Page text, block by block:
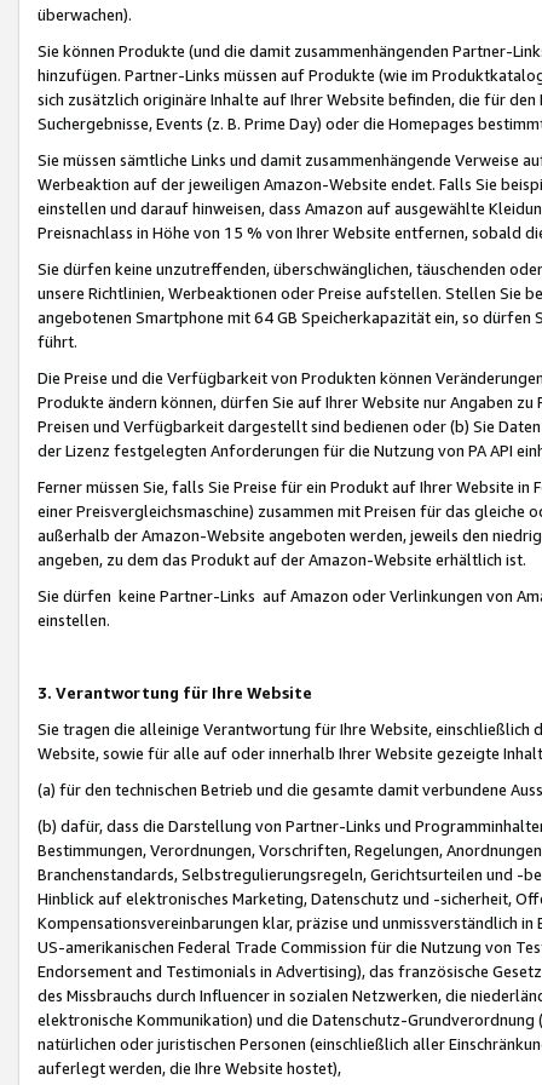
überwachen).
Sie können Produkte (und die damit zusammenhängenden Partner-
hinzufügen. Partner-Links müssen auf Produkte (wie im
sich zusätzlich originäre Inhalte auf Ihrer Website befinden, die für
Suchergebnisse, Events (z. B. Prime Day) oder die Homepages
Sie müssen sämtliche Links und damit zusammenhängende
Werbeaktion auf der jeweiligen Amazon-Website endet. Falls Sie
einstellen und darauf hinweisen, dass Amazon auf ausgewählte
Preisnachlass in Höhe von 15 % von Ihrer Website entfernen, sobald
Sie dürfen keine unzutreffenden, überschwänglichen, täuschenden
unsere Richtlinien, Werbeaktionen oder Preise aufstellen. Stellen Sie
angebotenen Smartphone mit 64 GB Speicherkapazität ein, so dürfen
führt.
Die Preise und die Verfügbarkeit von Produkten können
Produkte ändern können, dürfen Sie auf Ihrer Website nur Angaben
Preisen und Verfügbarkeit dargestellt sind bedienen oder (b) Sie
der Lizenz festgelegten Anforderungen für die Nutzung von PA API
Ferner müssen Sie, falls Sie Preise für ein Produkt auf Ihrer Website
einer Preisvergleichsmaschine) zusammen mit Preisen für das
außerhalb der Amazon-Website angeboten werden, jeweils den
angeben, zu dem das Produkt auf der Amazon-Website erhältlich ist.
Sie dürfen keine Partner-Links auf Amazon oder Verlinkungen von
einstellen.
3. Verantwortung für Ihre Website
Sie tragen die alleinige Verantwortung für Ihre Website,
Website, sowie für alle auf oder innerhalb Ihrer Website gezeigte
(a) für den technischen Betrieb und die gesamte damit verbundene
(b) dafür, dass die Darstellung von Partner-Links und
Bestimmungen, Verordnungen, Vorschriften, Regelungen,
Branchenstandards, Selbstregulierungsregeln, Gerichtsurteilen und -
Hinblick auf elektronisches Marketing, Datenschutz und -sicherheit,
Kompensationsvereinbarungen klar, präzise und unmissverständlich
US-amerikanischen Federal Trade Commission für die Nutzung von
Endorsement and Testimonials in Advertising), das französische
des Missbrauchs durch Influencer in sozialen Netzwerken, die
elektronische Kommunikation) und die Datenschutz-
natürlichen oder juristischen Personen (einschließlich aller
auferlegt werden, die Ihre Website hostet),